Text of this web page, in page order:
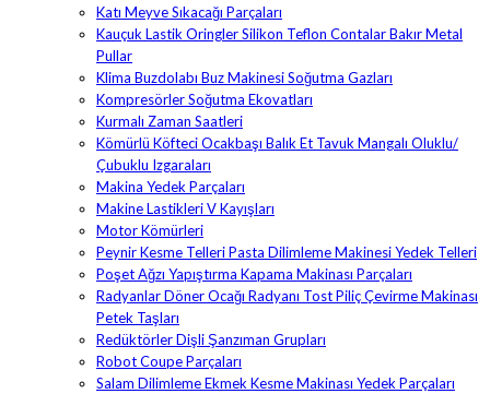
Katı Meyve Sıkacağı Parçaları
Kauçuk Lastik Oringler Silikon Teflon Contalar Bakır Metal
Pullar
Klima Buzdolabı Buz Makinesi Soğutma Gazları
Kompresörler Soğutma Ekovatları
Kurmalı Zaman Saatleri
Kömürlü Köfteci Ocakbaşı Balık Et Tavuk Mangalı Oluklu/
Çubuklu Izgaraları
Makina Yedek Parçaları
Makine Lastikleri V Kayışları
Motor Kömürleri
Peynir Kesme Telleri Pasta Dilimleme Makinesi Yedek Telleri
Poşet Ağzı Yapıştırma Kapama Makinası Parçaları
Radyanlar Döner Ocağı Radyanı Tost Piliç Çevirme Makinası
Petek Taşları
Redüktörler Dişli Şanzıman Grupları
Robot Coupe Parçaları
Salam Dilimleme Ekmek Kesme Makinası Yedek Parçaları